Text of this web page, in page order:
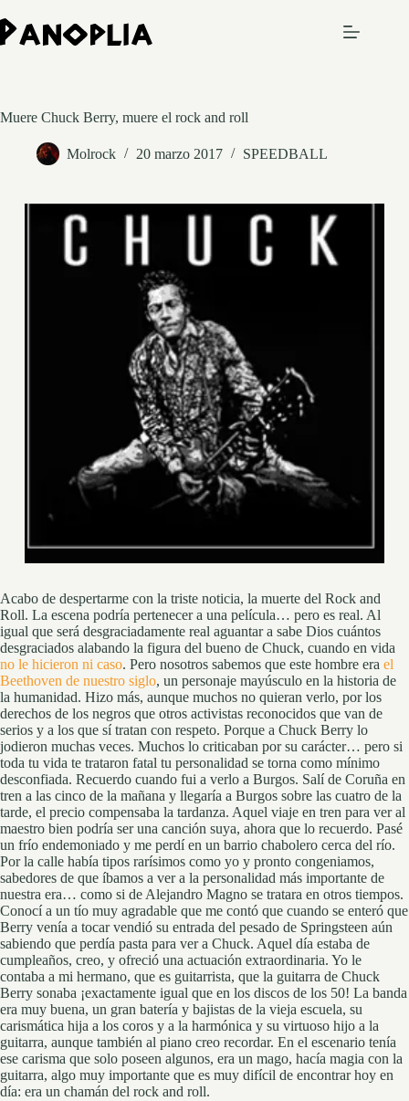
al
contenido
Muere Chuck Berry, muere el rock and roll
Molrock 20 marzo 2017 SPEEDBALL
Acabo de despertarme con la triste noticia, la muerte del Rock and
Roll. La escena podría pertenecer a una película… pero es real. Al
igual que será desgraciadamente real aguantar a sabe Dios cuántos
desgraciados alabando la figura del bueno de Chuck, cuando en vida
no le hicieron ni caso. Pero nosotros sabemos que este hombre era el
Beethoven de nuestro siglo, un personaje mayúsculo en la historia de
la humanidad. Hizo más, aunque muchos no quieran verlo, por los
derechos de los negros que otros activistas reconocidos que van de
serios y a los que sí tratan con respeto. Porque a Chuck Berry lo
jodieron muchas veces. Muchos lo criticaban por su carácter… pero si
toda tu vida te trataron fatal tu personalidad se torna como mínimo
desconfiada. Recuerdo cuando fui a verlo a Burgos. Salí de Coruña en
tren a las cinco de la mañana y llegaría a Burgos sobre las cuatro de la
tarde, el precio compensaba la tardanza. Aquel viaje en tren para ver al
maestro bien podría ser una canción suya, ahora que lo recuerdo. Pasé
un frío endemoniado y me perdí en un barrio chabolero cerca del río.
Por la calle había tipos rarísimos como yo y pronto congeniamos,
sabedores de que íbamos a ver a la personalidad más importante de
nuestra era… como si de Alejandro Magno se tratara en otros tiempos.
Conocí a un tío muy agradable que me contó que cuando se enteró que
Berry venía a tocar vendió su entrada del pesado de Springsteen aún
sabiendo que perdía pasta para ver a Chuck. Aquel día estaba de
cumpleaños, creo, y ofreció una actuación extraordinaria. Yo le
contaba a mi hermano, que es guitarrista, que la guitarra de Chuck
Berry sonaba ¡exactamente igual que en los discos de los 50! La banda
era muy buena, un gran batería y bajistas de la vieja escuela, su
carismática hija a los coros y a la harmónica y su virtuoso hijo a la
guitarra, aunque también al piano creo recordar. En el escenario tenía
ese carisma que solo poseen algunos, era un mago, hacía magia con la
guitarra, algo muy importante que es muy difícil de encontrar hoy en
día: era un chamán del rock and roll.